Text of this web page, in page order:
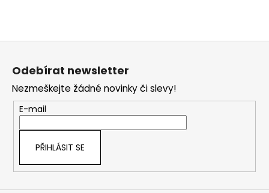
Z
Odebírat newsletter
Nezmeškejte žádné novinky či slevy!
E-mail
PŘIHLÁSIT SE